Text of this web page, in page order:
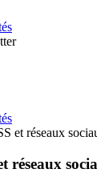
et réseaux
réseaux